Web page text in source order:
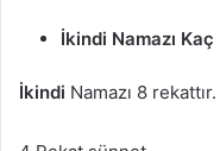
İkindi Namazı Kaç
İkindi Namazı 8 rekattır.